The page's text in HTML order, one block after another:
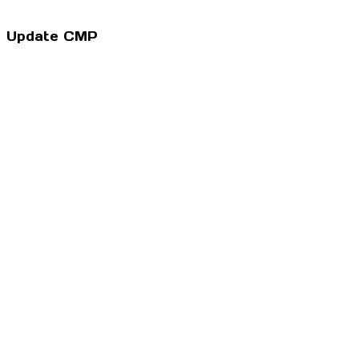
Update CMP